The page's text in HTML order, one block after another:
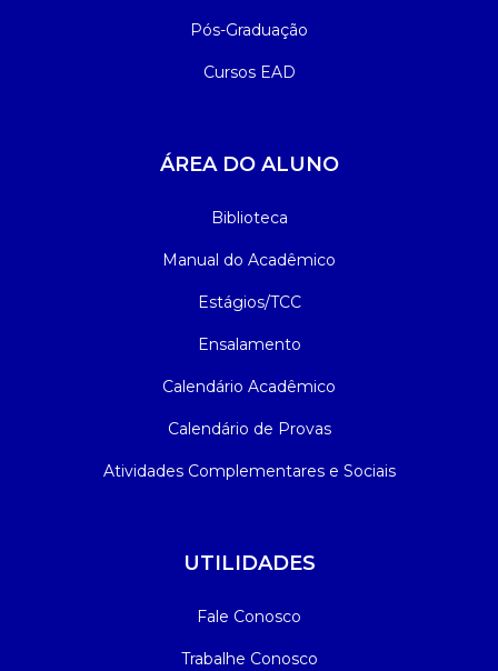
Pós-Graduação
Cursos EAD
ÁREA DO ALUNO
Biblioteca
Manual do Acadêmico
Estágios/TCC
Ensalamento
Calendário Acadêmico
Calendário de Provas
Atividades Complementares e Sociais
UTILIDADES
Fale Conosco
Trabalhe Conosco